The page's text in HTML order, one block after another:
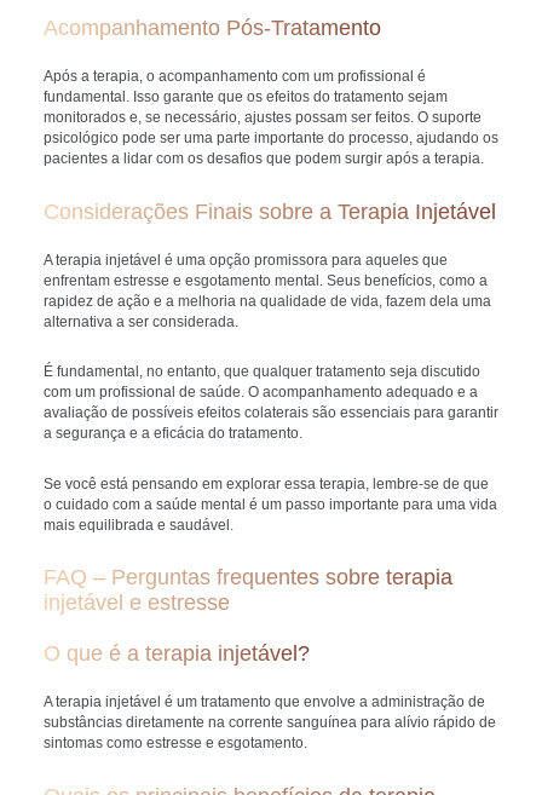
Acompanhamento Pós-Tratamento
Após a terapia, o acompanhamento com um profissional é
fundamental. Isso garante que os efeitos do tratamento sejam
monitorados e, se necessário, ajustes possam ser feitos. O suporte
psicológico pode ser uma parte importante do processo, ajudando os
pacientes a lidar com os desafios que podem surgir após a terapia.
Considerações Finais sobre a Terapia Injetável
A terapia injetável é uma opção promissora para aqueles que
enfrentam estresse e esgotamento mental. Seus benefícios, como a
rapidez de ação e a melhoria na qualidade de vida, fazem dela uma
alternativa a ser considerada.
É fundamental, no entanto, que qualquer tratamento seja discutido
com um profissional de saúde. O acompanhamento adequado e a
avaliação de possíveis efeitos colaterais são essenciais para garantir
a segurança e a eficácia do tratamento.
Se você está pensando em explorar essa terapia, lembre-se de que
o cuidado com a saúde mental é um passo importante para uma vida
mais equilibrada e saudável.
FAQ – Perguntas frequentes sobre terapia
injetável e estresse
O que é a terapia injetável?
A terapia injetável é um tratamento que envolve a administração de
substâncias diretamente na corrente sanguínea para alívio rápido de
sintomas como estresse e esgotamento.